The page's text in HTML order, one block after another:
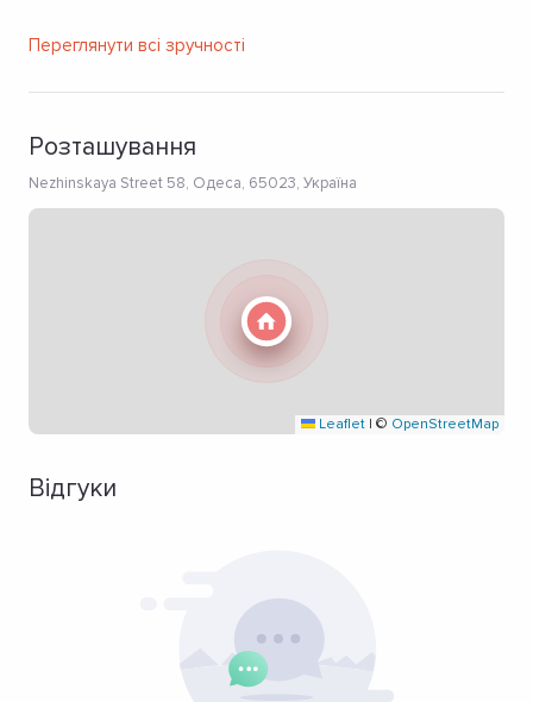
Переглянути всі зручності
Розташування
Nezhinskaya Street 58, Одеса, 65023, Україна
Leaflet | © OpenStreetMap
Відгуки